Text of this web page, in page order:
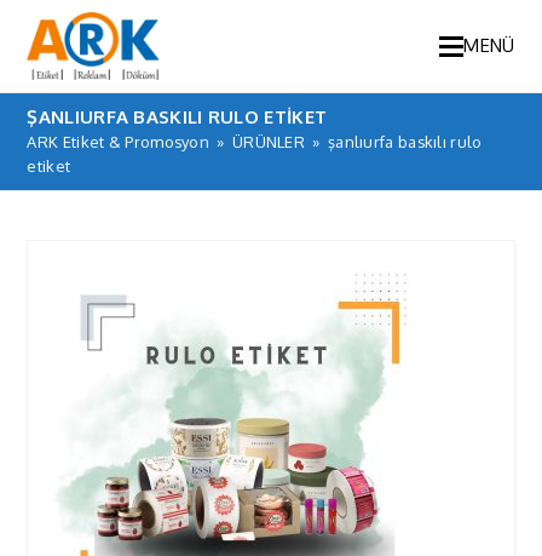
MENÜ
ŞANLIURFA BASKILI RULO ETIKET
ARK Etiket & Promosyon » ÜRÜNLER » şanlıurfa baskılı rulo
etiket